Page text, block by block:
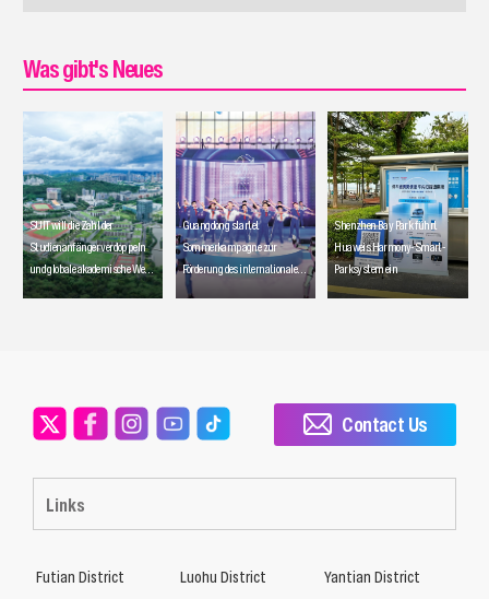
Was gibt's Neues
SUIT will die Zahl der
Studienanfänger verdoppeln
und globale akademische Wege
ausbauen
Guangdong startet
Sommerkampagne zur
Förderung des internationalen
Tourismus
Shenzhen Bay Park führt
Huaweis Harmony-Smart-
Parksystem ein
Links
Contact Us
Futian District Luohu District Yantian District